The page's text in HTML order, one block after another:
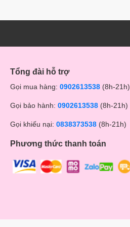
Tổng đài hỗ trợ
Gọi mua hàng: 0902613538 (8h-21h)
Gọi bảo hành: 0902613538 (8h-21h)
Gọi khiếu nại: 0838373538 (8h-21h)
Phương thức thanh toán